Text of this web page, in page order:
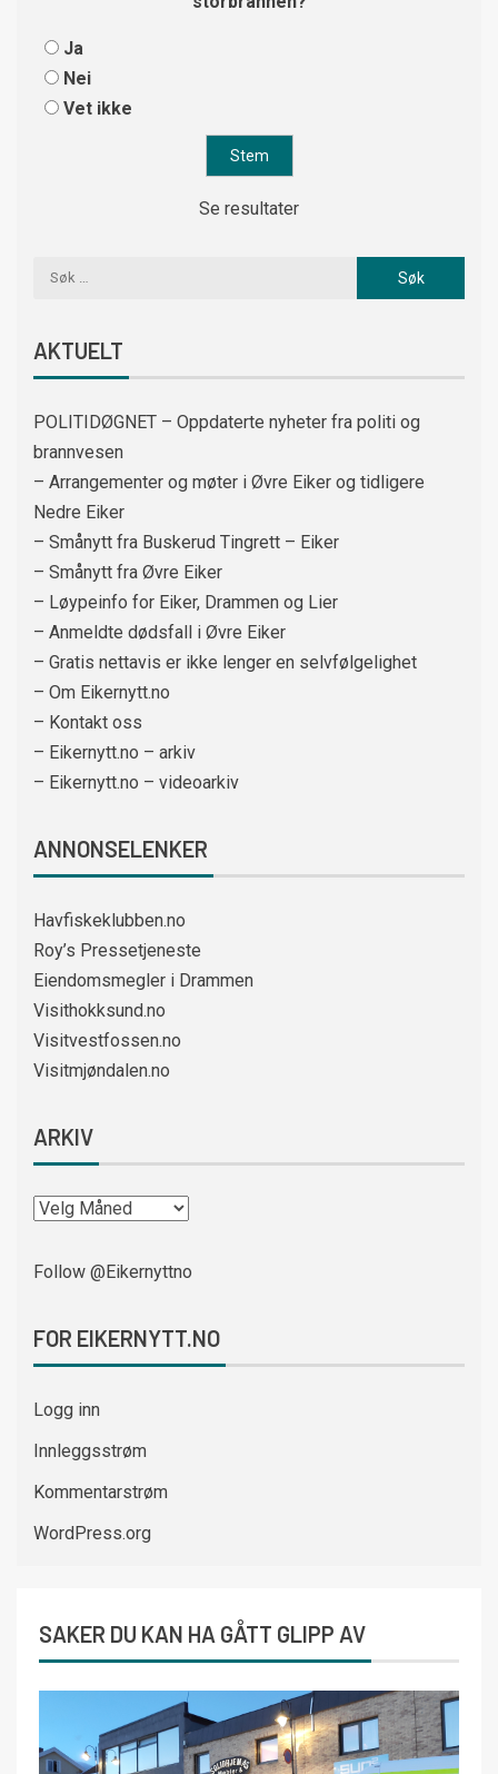
Ja
Nei
Vet ikke
Se resultater
AKTUELT
POLITIDØGNET – Oppdaterte nyheter fra politi og
brannvesen
– Arrangementer og møter i Øvre Eiker og tidligere
Nedre Eiker
– Smånytt fra Buskerud Tingrett – Eiker
– Smånytt fra Øvre Eiker
– Løypeinfo for Eiker, Drammen og Lier
– Anmeldte dødsfall i Øvre Eiker
– Gratis nettavis er ikke lenger en selvfølgelighet
– Om Eikernytt.no
– Kontakt oss
– Eikernytt.no – arkiv
– Eikernytt.no – videoarkiv
ANNONSELENKER
Havfiskeklubben.no
Roy’s Pressetjeneste
Eiendomsmegler i Drammen
Visithokksund.no
Visitvestfossen.no
Visitmjøndalen.no
ARKIV
Follow @Eikernyttno
FOR EIKERNYTT.NO
Logg inn
Innleggsstrøm
Kommentarstrøm
WordPress.org
SAKER DU KAN HA GÅTT GLIPP AV